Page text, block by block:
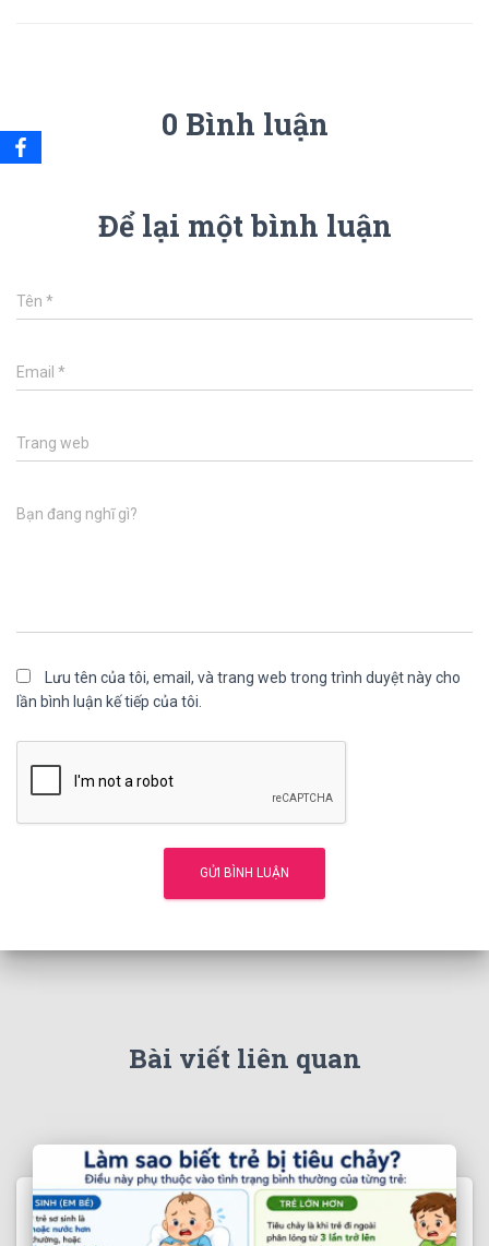
0 Bình luận
Để lại một bình luận
Tên *
Email *
Trang web
Bạn đang nghĩ gì?
Lưu tên của tôi, email, và trang web trong trình duyệt này cho
lần bình luận kế tiếp của tôi.
Bài viết liên quan